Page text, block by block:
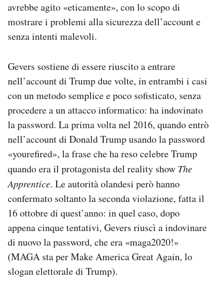
Regala il Post
Hai bisogno di aiuto?
Esci
avrebbe agito «eticamente», con lo scopo di
mostrare i problemi alla sicurezza dell’account e
senza intenti malevoli.
Gevers sostiene di essere riuscito a entrare
nell’account di Trump due volte, in entrambi i casi
con un metodo semplice e poco sofisticato, senza
procedere a un attacco informatico: ha indovinato
la password. La prima volta nel 2016, quando entrò
nell’account di Donald Trump usando la password
«yourefired», la frase che ha reso celebre Trump
quando era il protagonista del reality show The
Apprentice. Le autorità olandesi però hanno
confermato soltanto la seconda violazione, fatta il
16 ottobre di quest’anno: in quel caso, dopo
appena cinque tentativi, Gevers riuscì a indovinare
di nuovo la password, che era «maga2020!»
(MAGA sta per Make America Great Again, lo
slogan elettorale di Trump).